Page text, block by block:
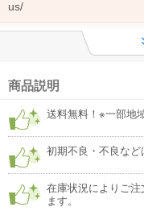
us/
◆エアコンの注文前に必ず
ご注文からと取付工事ま
詳細はこちら
◆工事希望のお客様への
施工希望者様のご登録お
り、アポイントのお電話
度、繋がる番号（携帯電
商品説明
送料無料！※一部地
初期不良・不良など
在庫状況によりご
ます。